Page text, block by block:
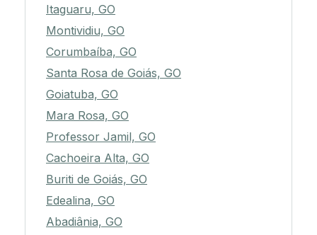
Itaguaru, GO
Montividiu, GO
Corumbaíba, GO
Santa Rosa de Goiás, GO
Goiatuba, GO
Mara Rosa, GO
Professor Jamil, GO
Cachoeira Alta, GO
Buriti de Goiás, GO
Edealina, GO
Abadiânia, GO